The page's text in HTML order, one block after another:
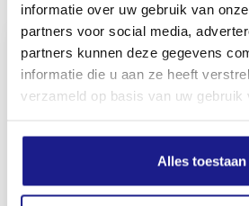
informatie over uw gebruik van
partners voor social media,
partners kunnen deze gegevens
informatie die u aan ze heeft
verzameld op basis van uw gebruik
Alles toestaan
MECHANISATIE FRANEKER
8801 RD Franeker